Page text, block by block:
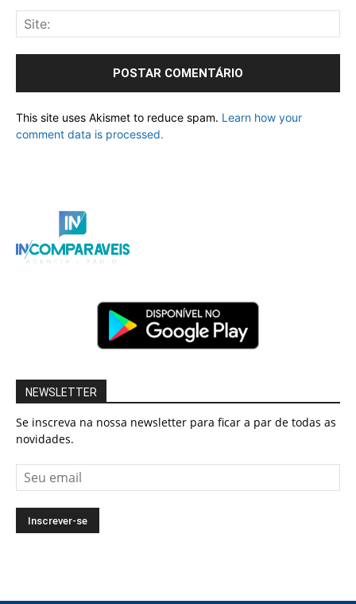
This site uses Akismet to reduce spam. Learn how your
comment data is processed.
NEWSLETTER
Se inscreva na nossa newsletter para ficar a par de todas as
novidades.